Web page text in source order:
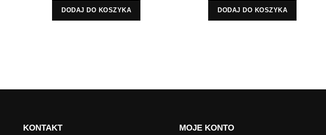
DODAJ DO KOSZYKA DODAJ DO KOSZYKA
KONTAKT MOJE KONTO